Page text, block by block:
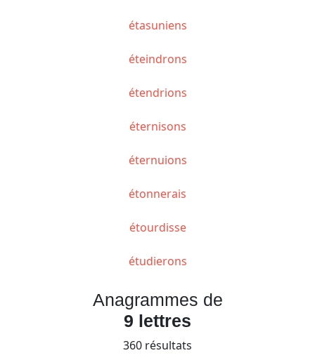
étasuniens
éteindrons
étendrions
éternisons
éternuions
étonnerais
étourdisse
étudierons
Anagrammes de
9 lettres
360 résultats